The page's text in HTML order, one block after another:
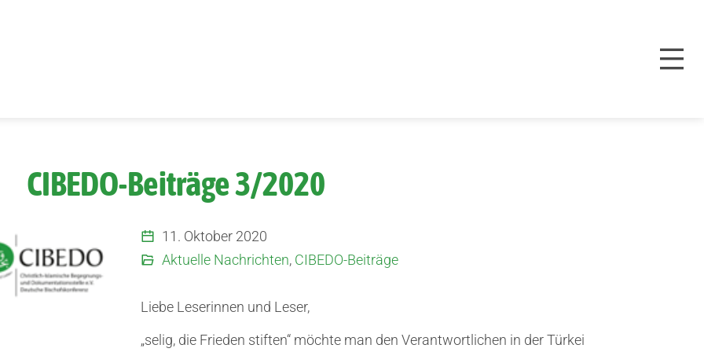
CIBEDO-Beiträge 3/2020
11. Oktober 2020
Aktuelle Nachrichten, CIBEDO-Beiträge
Liebe Leserinnen und Leser,
„selig, die Frieden stiften“ möchte man den Verantwortlichen in der Türkei